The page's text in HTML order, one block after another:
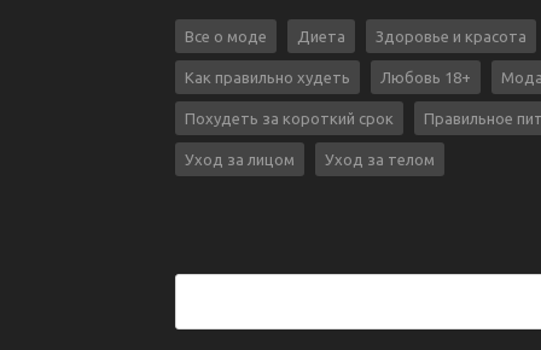
Все о моде Диета Здоровье и красота
Как правильно худеть Любовь 18+
Похудеть за короткий срок Правильное
Уход за лицом Уход за телом